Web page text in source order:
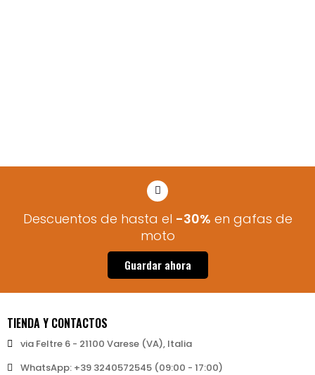
Descuentos de hasta el -30% en gafas de
moto
Guardar ahora
TIENDA Y CONTACTOS
via Feltre 6 - 21100 Varese (VA), Italia
WhatsApp: +39 3240572545 (09:00 - 17:00)